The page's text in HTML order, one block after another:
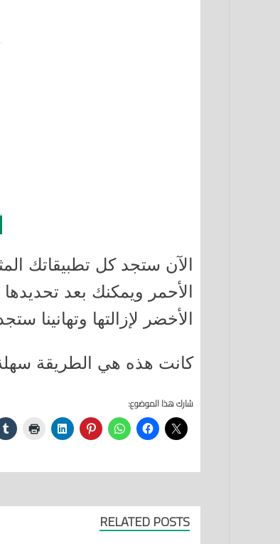
الآن ستجد كل تطبيقاتك
الأحمر ويمكنك بعد
الأخضر لإزالتها وتهانينا
كانت هذه هي الطريقة
شارك هذا الموضوع:
RELATED POSTS